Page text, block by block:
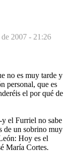
de 2007 - 21:26
no es muy tarde y
personal, que es
el por qué de
el Furriel no sabe
de un sobrino muy
Hoy es el
María Cortes.